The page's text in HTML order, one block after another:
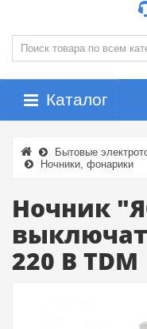
Каталог
Бытовые
Ночники, фонарики
Ночник
220 В TDM